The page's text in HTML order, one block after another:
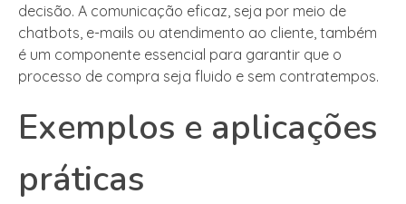
decisão. A comunicação eficaz, seja por meio de
chatbots, e-mails ou atendimento ao cliente, também
é um componente essencial para garantir que o
processo de compra seja fluido e sem contratempos.
Exemplos e aplicações
práticas